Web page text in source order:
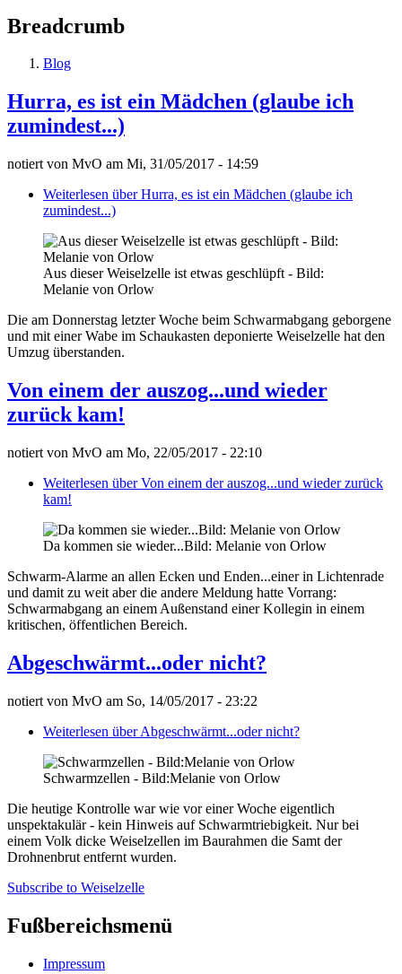
Breadcrumb
Blog
Hurra, es ist ein Mädchen (glaube ich
zumindest...)
notiert von MvO am Mi, 31/05/2017 - 14:59
Weiterlesen über Hurra, es ist ein Mädchen (glaube ich
zumindest...)
Aus dieser Weiselzelle ist etwas geschlüpft - Bild:
Melanie von Orlow
Die am Donnerstag letzter Woche beim Schwarmabgang geborgene
und mit einer Wabe im Schaukasten deponierte Weiselzelle hat den
Umzug überstanden.
Von einem der auszog...und wieder
zurück kam!
notiert von MvO am Mo, 22/05/2017 - 22:10
Weiterlesen über Von einem der auszog...und wieder zurück
kam!
Da kommen sie wieder...Bild: Melanie von Orlow
Schwarm-Alarme an allen Ecken und Enden...einer in Lichtenrade
und damit zu weit aber die andere Meldung hatte Vorrang:
Schwarmabgang an einem Außenstand einer Kollegin in einem
kritischen, öffentlichen Bereich.
Abgeschwärmt...oder nicht?
notiert von MvO am So, 14/05/2017 - 23:22
Weiterlesen über Abgeschwärmt...oder nicht?
Schwarmzellen - Bild:Melanie von Orlow
Die heutige Kontrolle war wie vor einer Woche eigentlich
unspektakulär - kein Hinweis auf Schwarmtriebigkeit. Nur bei
einem Volk dicke Weiselzellen im Baurahmen die Samt der
Drohnenbrut entfernt wurden.
Subscribe to Weiselzelle
Fußbereichsmenü
Impressum